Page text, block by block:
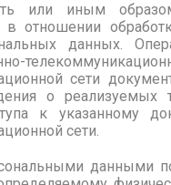
или иным
отношении
данных.
сети
о реализуемых
к указанному
сети.
данными